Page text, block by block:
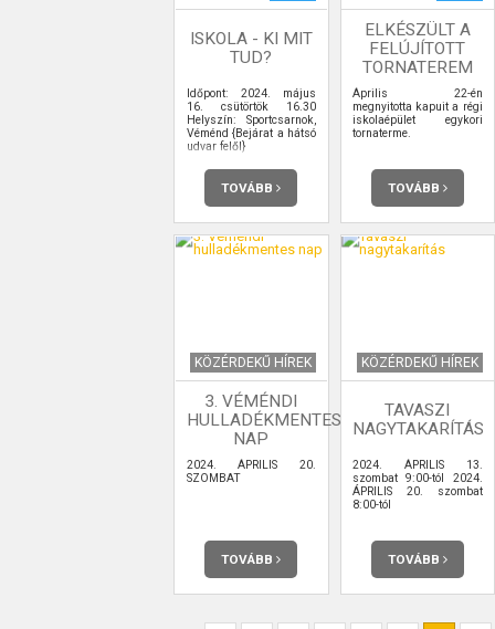
ISKOLA - KI MIT
TUD?
Időpont: 2024. május
16. csütörtök 16.30
Helyszín: Sportcsarnok,
Véménd {Bejárat a hátsó
udvar felől}
TOVÁBB
ELKÉSZÜLT A
FELÚJÍTOTT
TORNATEREM
Április 22-én
megnyitotta kapuit a régi
iskolaépület egykori
tornaterme.
TOVÁBB
KÖZÉRDEKŰ HÍREK
3. VÉMÉNDI
HULLADÉKMENTES
NAP
2024. ÁPRILIS 20.
SZOMBAT
TOVÁBB
KÖZÉRDEKŰ HÍREK
TAVASZI
NAGYTAKARÍTÁS
2024. ÁPRILIS 13.
szombat 9:00-tól 2024.
ÁPRILIS 20. szombat
8:00-tól
TOVÁBB